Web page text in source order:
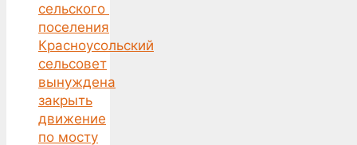
сельского
поселения
Красноусольский
сельсовет
вынуждена
закрыть
движение
по мосту